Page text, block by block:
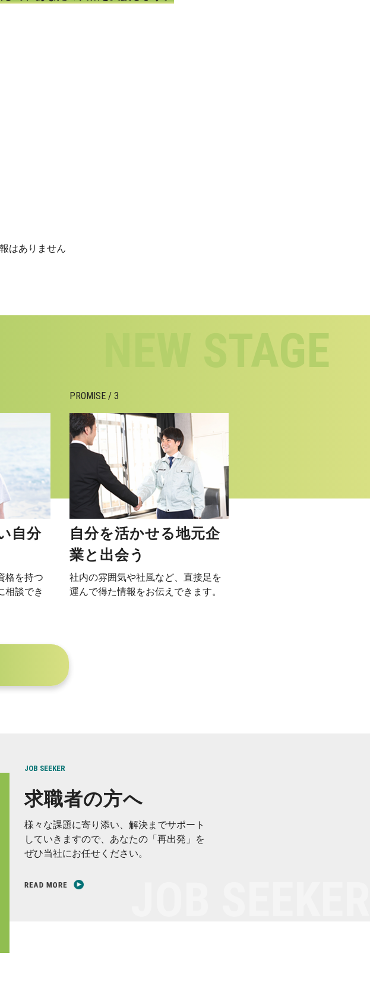
はありません
自分
格を持つ
相談でき
PROMISE / 3
自分を活かせる地元企
業と出会う
社内の雰囲気や社風など、直接足を
運んで得た情報をお伝えできます。
JOB SEEKER
求職者の方へ
様々な課題に寄り添い、解決までサポート
していきますので、あなたの「再出発」を
ぜひ当社にお任せください。